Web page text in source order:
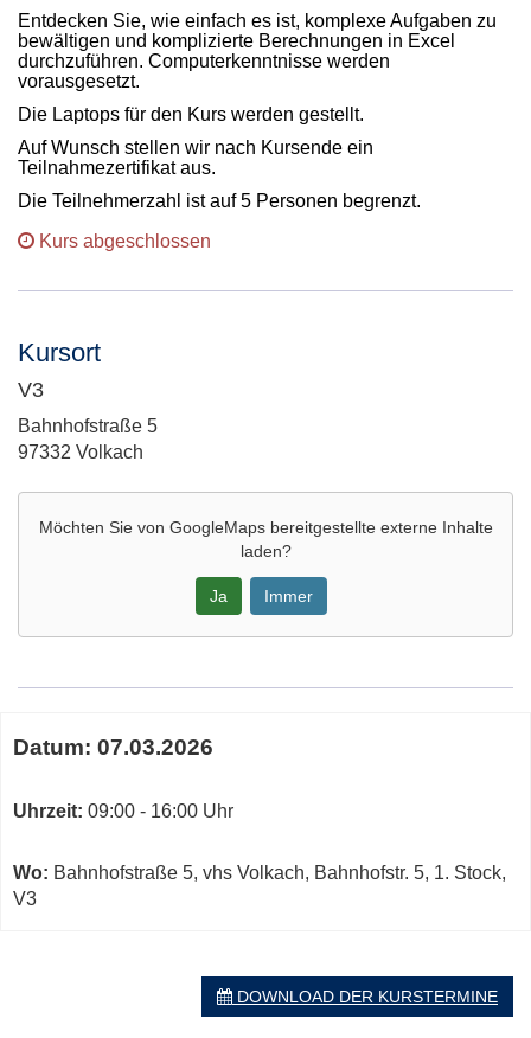
Entdecken Sie, wie einfach es ist, komplexe Aufgaben zu
bewältigen und komplizierte Berechnungen in Excel
durchzuführen. Computerkenntnisse werden
vorausgesetzt.
Die Laptops für den Kurs werden gestellt.
Auf Wunsch stellen wir nach Kursende ein
Teilnahmezertifikat aus.
Die Teilnehmerzahl ist auf 5 Personen begrenzt.
Kurs abgeschlossen
Kursort
V3
Adresse:
Bahnhofstraße 5
97332 Volkach
Möchten Sie von GoogleMapsbereitgestellte externe Inhalte
laden?
Ja Immer
Maps
von
neuem
öffnen
zum
Kurs
Datum: 07.03.2026
Uhrzeit: 09:00 - 16:00 Uhr
Wo: Bahnhofstraße 5, vhs Volkach, Bahnhofstr. 5, 1. Stock,
V3
DOWNLOAD DER KURSTERMINE